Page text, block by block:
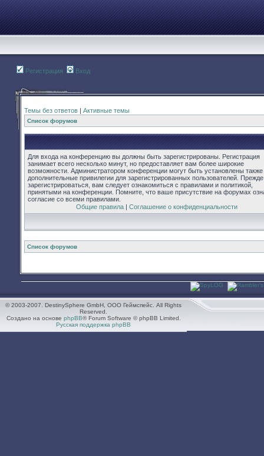
Регистрация Вход
Темы без ответов | Активные темы
Список форумов
Для входа на конференцию вы должны быть зарегистрированы. Регистрация
занимает всего несколько минут, но предоставляет вам более широкие
возможности. Администратором конференции могут быть установлены также
дополнительные привилегии для зарегистрированных пользователей.
зарегистрироваться, вам следует ознакомиться с правилами и политикой,
принятыми на конференции. Помните, что ваше присутствие на форумах
согласие со всеми правилами.
Общие правила| Соглашение о конфиденциальности
Список форумов
© 2003-2007. DestinySphere GmbH, ООО Геймспейс. All Rights
Reserved.
Создано на основе phpBB® Forum Software © phpBB Limited.
Русская поддержка phpBB